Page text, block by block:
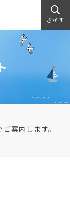
さがす
案内します。